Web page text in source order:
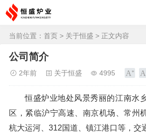
当前位置： 首页 > 关于恒盛 > 正文内容
公司简介
2年前 关于恒盛 4995
恒盛炉业地处风景秀丽的江南水
区，紧临沪宁高速、南京机场、常州
杭大运河、312国道、镇江港口等，交